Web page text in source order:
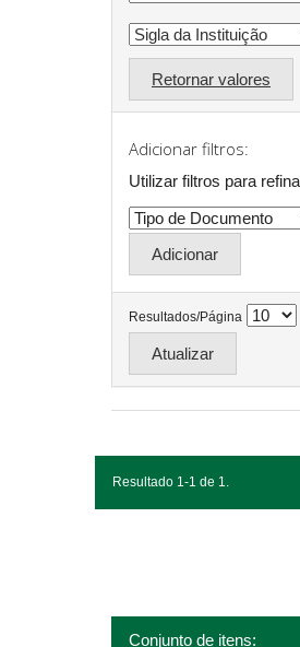
Retornar valores
Adicionar filtros:
Utilizar filtros para
Resultados/Página
Resultado 1-1 de 1.
Conjunto de itens: